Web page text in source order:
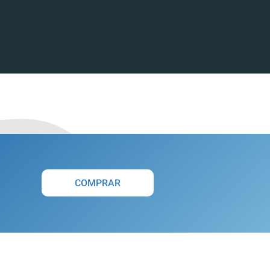
COMPRAR